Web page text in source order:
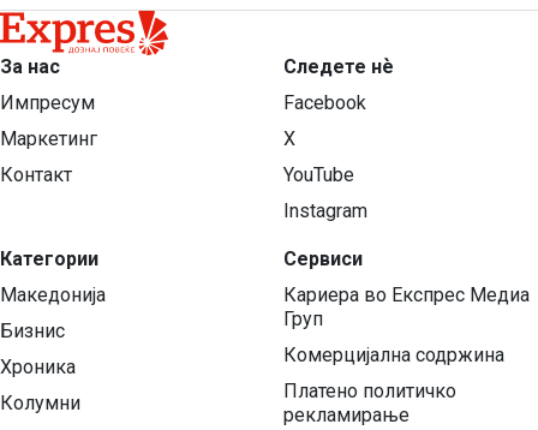
За нас
Импресум
Маркетинг
Контакт
Категории
Македонија
Бизнис
Хроника
Колумни
Следете нѐ
Facebook
X
YouTube
Instagram
Сервиси
Кариера во Експрес Медиа
Груп
Комерцијална содржина
Платено политичко
рекламирање